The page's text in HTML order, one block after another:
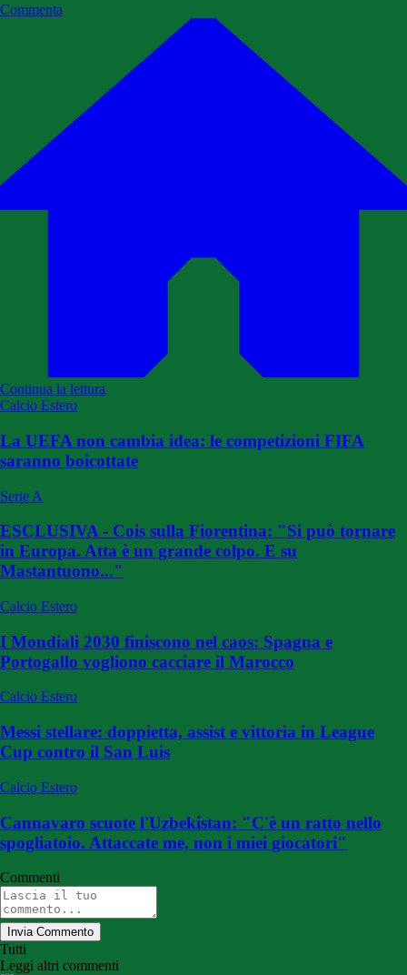
Commenta
Continua la lettura
Calcio Estero
La UEFA non cambia idea: le competizioni FIFA
saranno boicottate
Serie A
ESCLUSIVA - Cois sulla Fiorentina: "Si può tornare
in Europa. Atta è un grande colpo. E su
Mastantuono..."
Calcio Estero
I Mondiali 2030 finiscono nel caos: Spagna e
Portogallo vogliono cacciare il Marocco
Calcio Estero
Messi stellare: doppietta, assist e vittoria in League
Cup contro il San Luis
Calcio Estero
Cannavaro scuote l'Uzbekistan: "C'è un ratto nello
spogliatoio. Attaccate me, non i miei giocatori"
Commenti
Invia Commento
Tutti
Leggi altri commenti